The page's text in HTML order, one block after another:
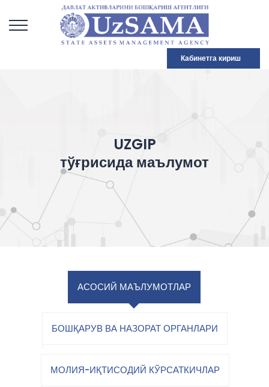
Кабинетга кириш
UZGIP
тўғрисида маълумот
АСОСИЙ МАЪЛУМОТЛАР
БОШҚАРУВ ВА НАЗОРАТ ОРГАНЛАРИ
МОЛИЯ-ИҚТИСОДИЙ КЎРСАТКИЧЛАР